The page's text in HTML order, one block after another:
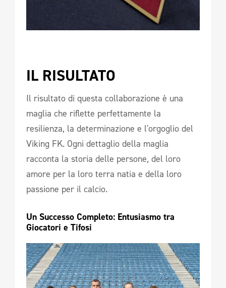
IL RISULTATO
Il risultato di questa collaborazione è una
maglia che riflette perfettamente la
resilienza, la determinazione e l'orgoglio del
Viking FK. Ogni dettaglio della maglia
racconta la storia delle persone, del loro
amore per la loro terra natia e della loro
passione per il calcio.
Un Successo Completo: Entusiasmo tra
Giocatori e Tifosi